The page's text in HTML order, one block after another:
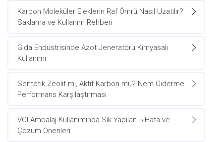
Karbon Moleküler Eleklerin Raf Ömrü Nasıl Uzatılır?
Saklama ve Kullanım Rehberi
Gıda Endüstrisinde Azot Jeneratörü Kimyasalı
Kullanımı
Sentetik Zeolit mi, Aktif Karbon mu? Nem Giderme
Performans Karşılaştırması
VCI Ambalaj Kullanımında Sık Yapılan 5 Hata ve
Çözüm Önerileri